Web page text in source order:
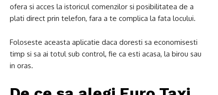
ofera si acces la istoricul comenzilor si posibilitatea de a
plati direct prin telefon, fara a te complica la fata locului.
Foloseste aceasta aplicatie daca doresti sa economisesti
timp si sa ai totul sub control, fie ca esti acasa, la birou sau
in oras.